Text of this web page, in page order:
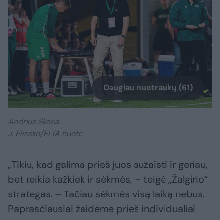
Daugiau nuotraukų (61)
Andrius Skerla
J. Elinsko/ELTA nuotr.
„Tikiu, kad galima prieš juos sužaisti ir geriau,
bet reikia kažkiek ir sėkmės, – teigė „Žalgirio“
strategas. – Tačiau sėkmės visą laiką nebus.
Paprasčiausiai žaidėme prieš individualiai